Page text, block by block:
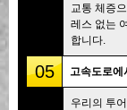
교통 체증
레스 없는
합니다.
05 고속도로
우리의 투